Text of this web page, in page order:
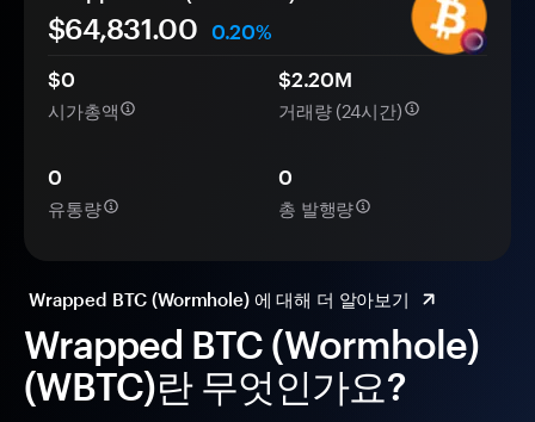
Wrapped BTC (Wormhole)
(WBTC)란 무엇인가요?
$64,831.00
0.20%
$0
시가총액
$2.20M
거래량 (24시간)
0
유통량
0
총 발행량
Wrapped BTC (Wormhole) 에 대해 더 알아보기